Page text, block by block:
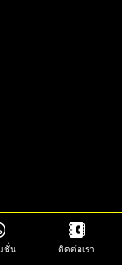
ชั่น ติดต่อเรา